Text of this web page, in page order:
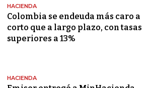
HACIENDA
Colombia se endeuda más caro a
corto que a largo plazo, con tasas
superiores a 13%
HACIENDA